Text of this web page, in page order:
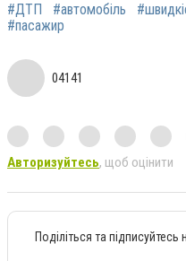
#ДТП #автомобіль
#пасажир
04141
Авторизуйтесь, щоб оцінити
Поділіться та